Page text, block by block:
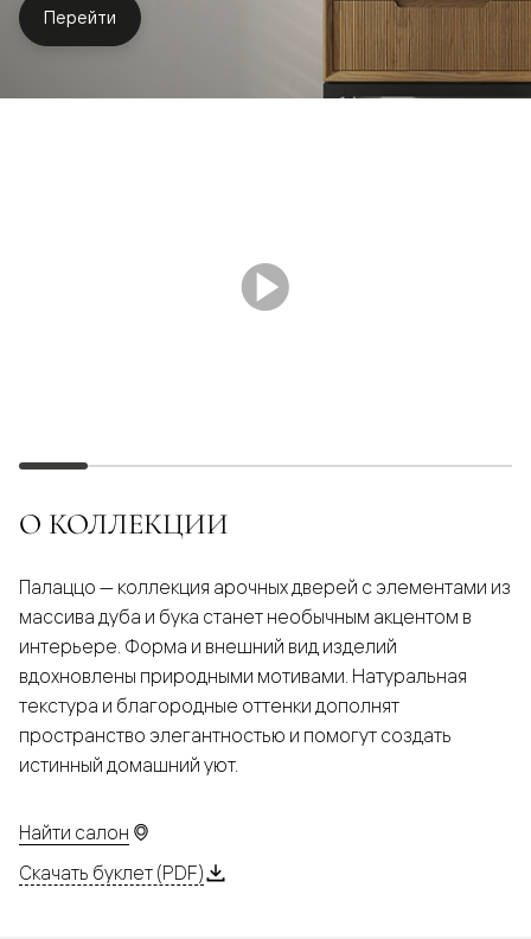
Перейти
О КОЛЛЕКЦИИ
Палаццо — коллекция арочных дверей с элементами из
массива дуба и бука станет необычным акцентом в
интерьере. Форма и внешний вид изделий
вдохновлены природными мотивами. Натуральная
текстура и благородные оттенки дополнят
пространство элегантностью и помогут создать
истинный домашний уют.
Найти салон
Скачать буклет (PDF)